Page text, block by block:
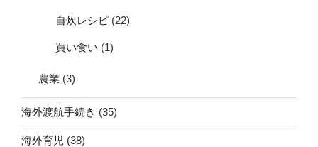
自炊レシピ (22)
買い食い (1)
農業 (3)
海外渡航手続き (35)
海外育児 (38)